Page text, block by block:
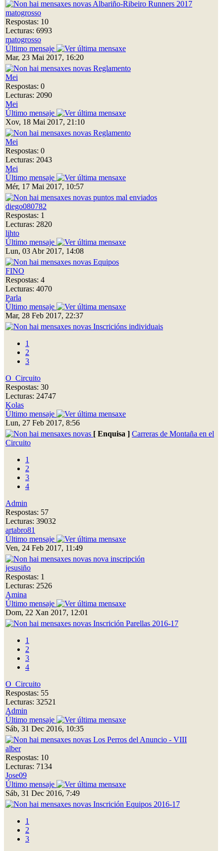
Albariño-Ribeiro Runners 2017
matogrosso
Respostas: 10
Lecturas: 6993
matogrosso
Último mensaje
Mar, 23 Mai 2017, 16:20
Reglamento
Mei
Respostas: 0
Lecturas: 2090
Mei
Último mensaje
Xov, 18 Mai 2017, 21:10
Reglamento
Mei
Respostas: 0
Lecturas: 2043
Mei
Último mensaje
Mér, 17 Mai 2017, 10:57
puntos mal enviados
diego080782
Respostas: 1
Lecturas: 2820
lihto
Último mensaje
Lun, 03 Abr 2017, 14:08
Equipos
FINO
Respostas: 4
Lecturas: 4070
Parla
Último mensaje
Mar, 28 Feb 2017, 22:37
Inscricións individuais
1
2
3
O_Circuito
Respostas: 30
Lecturas: 24747
Kolas
Último mensaje
Lun, 27 Feb 2017, 8:56
[ Enquisa ] Carreras de Montaña en el
Circuito
1
2
3
4
Admin
Respostas: 57
Lecturas: 39032
artabro81
Último mensaje
Ven, 24 Feb 2017, 11:49
nova inscripción
jesusiño
Respostas: 1
Lecturas: 2526
Amina
Último mensaje
Dom, 22 Xan 2017, 12:01
Inscrición Parellas 2016-17
1
2
3
4
O_Circuito
Respostas: 55
Lecturas: 32521
Admin
Último mensaje
Sáb, 31 Dec 2016, 10:35
Los Perros del Anuncio - VIII
alber
Respostas: 10
Lecturas: 7134
Jose09
Último mensaje
Sáb, 31 Dec 2016, 7:49
Inscrición Equipos 2016-17
1
2
3